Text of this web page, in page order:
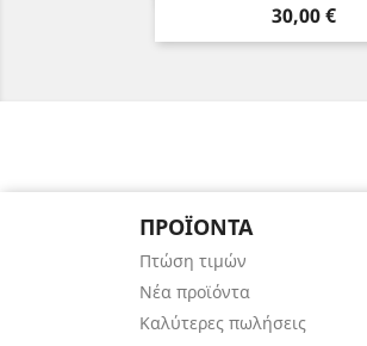
Τιμή
30,00 €
ΠΡΟΪΌΝΤΑ
Πτώση τιμών
Νέα προϊόντα
Καλύτερες πωλήσεις